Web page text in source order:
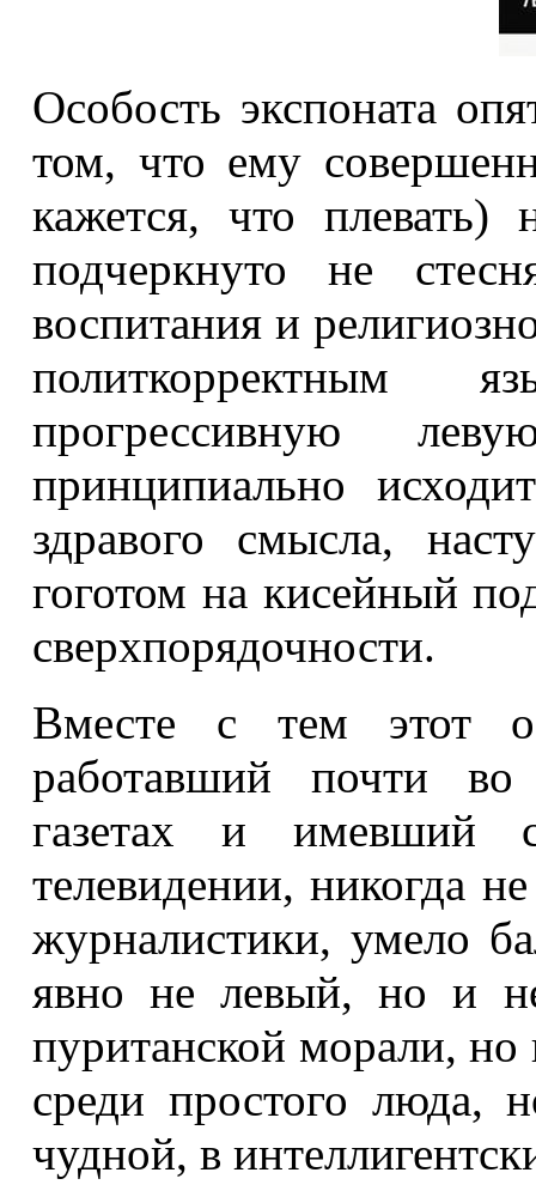
Особость экспоната
том, что ему
кажется, что
подчеркнуто не
воспитания и
политкорректным
прогрессивную
принципиально
здравого смысла,
гоготом на кисейный
сверхпорядочности.
Вместе с тем этот
работавший почти во
газетах и имевший
телевидении, никогда
журналистики, умело
явно не левый, но и
пуританской морали, но
среди простого люда,
чудной, в